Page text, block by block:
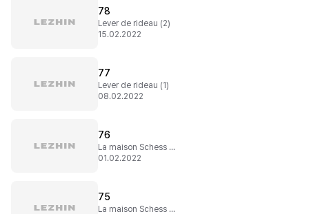
78
Lever de rideau (2)
15.02.2022
77
Lever de rideau (1)
08.02.2022
76
La maison Schess (2)
01.02.2022
75
La maison Schess (1)